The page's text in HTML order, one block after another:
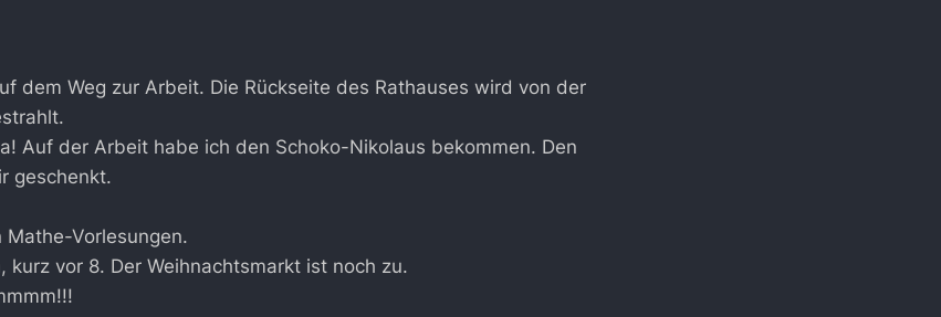
dem Weg zur Arbeit. Die Rückseite des Rathauses wird von der
Auf der Arbeit habe ich den Schoko-Nikolaus bekommen. Den
geschenkt.
Mathe-Vorlesungen.
kurz vor 8. Der Weihnachtsmarkt ist noch zu.